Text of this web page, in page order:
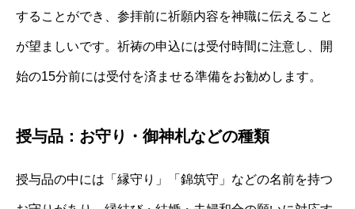
することができ、参拝前に祈願内容を神職に伝えること
が望ましいです。祈祷の申込には受付時間に注意し、開
始の15分前には受付を済ませる準備をお勧めします。
授与品：お守り・御神札などの種類
授与品の中には「縁守り」「錦筑守」などの名前を持つ